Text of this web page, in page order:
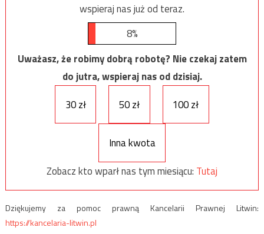
wspieraj nas już od teraz.
8%
Uważasz, że robimy dobrą robotę? Nie czekaj zatem
do jutra, wspieraj nas od dzisiaj.
30 zł
50 zł 100 zł
Inna kwota
Zobacz kto wparł nas tym miesiącu: Tutaj
Dziękujemy za pomoc prawną Kancelarii Prawnej Litwin:
https://kancelaria-litwin.pl